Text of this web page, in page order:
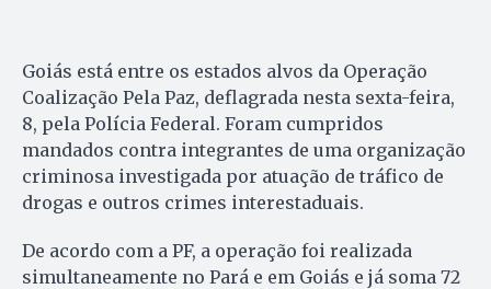
Goiás está entre os estados alvos da Operação
Coalização Pela Paz, deflagrada nesta sexta-feira,
8, pela Polícia Federal. Foram cumpridos
mandados contra integrantes de uma organização
criminosa investigada por atuação de tráfico de
drogas e outros crimes interestaduais.
De acordo com a PF, a operação foi realizada
simultaneamente no Pará e em Goiás e já soma 72